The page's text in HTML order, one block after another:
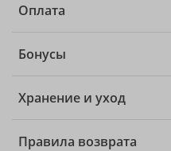
Оплата
Бонусы
Хранение и уход
Правила возврата